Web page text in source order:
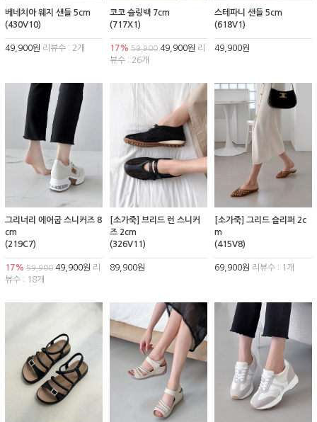
베네치아 웨지 샌들 5cm
(430V10)
49,900원 리뷰수 : 2개
코코 슬링백 7cm
(717X1)
17% 59,90049,900원 리
뷰수 : 26개
스테파니 샌들 5cm
(618V1)
49,900원
그리너리 에어굽 스니커즈 8
cm
(219C7)
17% 59,900 49,900원 리
뷰수 : 18개
[소가죽] 브리드 런 스니커
즈 2cm
(326V11)
89,900원
[소가죽] 그리드 슬리퍼 2c
m
(415V8)
69,900원 리뷰수 : 1개